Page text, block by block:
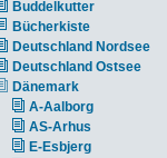
Buddelkutter
Bücherkiste
Deutschland Nordsee
Deutschland Ostsee
Dänemark
A-Aalborg
AS-Arhus
E-Esbjerg